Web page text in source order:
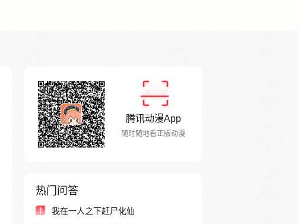
腾讯动漫App
随时随地看正版动漫
热门问答
1 我在一人之下赶尸化仙